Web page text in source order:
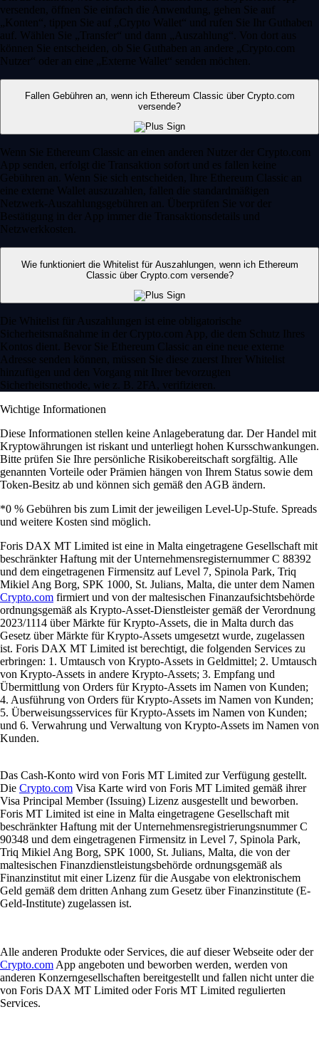
versenden, öffnen Sie einfach die Anwendung, gehen Sie auf
„Konten“, tippen Sie auf „Crypto Wallet“ und rufen Sie Ihr Guthaben
auf. Wählen Sie „Transfer“ und dann „Auszahlung“. Von dort aus
können Sie entscheiden, ob Sie Guthaben an andere „Crypto.com
Nutzer“ oder an eine „Externe Wallet“ senden möchten.
Fallen Gebühren an, wenn ich Ethereum Classic über Crypto.com
versende?
Wenn Sie Ethereum Classic an einen anderen Nutzer der Crypto.com
App senden, erfolgt die Transaktion sofort und es fallen keine
Gebühren an. Wenn Sie sich entscheiden, Ihre Ethereum Classic an
eine externe Wallet auszuzahlen, fallen die standardmäßigen
Netzwerk-Auszahlungsgebühren an. Überprüfen Sie vor der
Bestätigung in der App immer die Transaktionsdetails und
Netzwerkkosten.
Wie funktioniert die Whitelist für Auszahlungen, wenn ich Ethereum
Classic über Crypto.com versende?
Die Whitelist für Auszahlungen ist eine obligatorische
Sicherheitsmaßnahme in der Crypto.com App, die dem Schutz Ihres
Kontos dient. Bevor Sie Ethereum Classic an eine neue externe
Adresse senden können, müssen Sie diese zuerst Ihrer Whitelist
hinzufügen und den Vorgang mit Ihrer bevorzugten
Sicherheitsmethode, wie z. B. 2FA, verifizieren.
Wichtige Informationen
Diese Informationen stellen keine Anlageberatung dar. Der Handel mit
Kryptowährungen ist riskant und unterliegt hohen Kursschwankungen.
Bitte prüfen Sie Ihre persönliche Risikobereitschaft sorgfältig. Alle
genannten Vorteile oder Prämien hängen von Ihrem Status sowie dem
Token-Besitz ab und können sich gemäß den AGB ändern.
*0 % Gebühren bis zum Limit der jeweiligen Level-Up-Stufe. Spreads
und weitere Kosten sind möglich.
Foris DAX MT Limited ist eine in Malta eingetragene Gesellschaft mit
beschränkter Haftung mit der Unternehmensregisternummer C 88392
und dem eingetragenen Firmensitz auf Level 7, Spinola Park, Triq
Mikiel Ang Borg, SPK 1000, St. Julians, Malta, die unter dem Namen
Crypto.com firmiert und von der maltesischen Finanzaufsichtsbehörde
ordnungsgemäß als Krypto-Asset-Dienstleister gemäß der Verordnung
2023/1114 über Märkte für Krypto-Assets, die in Malta durch das
Gesetz über Märkte für Krypto-Assets umgesetzt wurde, zugelassen
ist. Foris DAX MT Limited ist berechtigt, die folgenden Services zu
erbringen: 1. Umtausch von Krypto-Assets in Geldmittel; 2. Umtausch
von Krypto-Assets in andere Krypto-Assets; 3. Empfang und
Übermittlung von Orders für Krypto-Assets im Namen von Kunden;
4. Ausführung von Orders für Krypto-Assets im Namen von Kunden;
5. Überweisungsservices für Krypto-Assets im Namen von Kunden;
und 6. Verwahrung und Verwaltung von Krypto-Assets im Namen von
Kunden.
Das Cash-Konto wird von Foris MT Limited zur Verfügung gestellt.
Die Crypto.com Visa Karte wird von Foris MT Limited gemäß ihrer
Visa Principal Member (Issuing) Lizenz ausgestellt und beworben.
Foris MT Limited ist eine in Malta eingetragene Gesellschaft mit
beschränkter Haftung mit der Unternehmensregistrierungsnummer C
90348 und dem eingetragenen Firmensitz in Level 7, Spinola Park,
Triq Mikiel Ang Borg, SPK 1000, St. Julians, Malta, die von der
maltesischen Finanzdienstleistungsbehörde ordnungsgemäß als
Finanzinstitut mit einer Lizenz für die Ausgabe von elektronischem
Geld gemäß dem dritten Anhang zum Gesetz über Finanzinstitute (E-
Geld-Institute) zugelassen ist.
Alle anderen Produkte oder Services, die auf dieser Webseite oder der
Crypto.com App angeboten und beworben werden, werden von
anderen Konzerngesellschaften bereitgestellt und fallen nicht unter die
von Foris DAX MT Limited oder Foris MT Limited regulierten
Services.